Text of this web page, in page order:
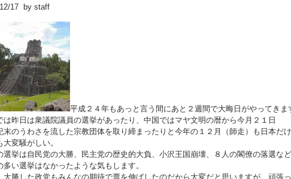
17 by staff
平成２４年もあっと言う間にあと２週間で大晦日がやってきま
は昨日は衆議院議員の選挙があったり、中国ではマヤ文明の暦から今月２１日
末のうわさを流した宗教団体を取り締まったりと今年の１２月（師走）も日本だけ
大変騒がしい。
選挙は自民党の大勝、民主党の歴史的大負、小沢王国崩壊、８人の閣僚の落選な
多い選挙はなかったような気もします。
大勝した政党もみんなの期待で票を伸ばしたのだから大変だと思いますが、頑張